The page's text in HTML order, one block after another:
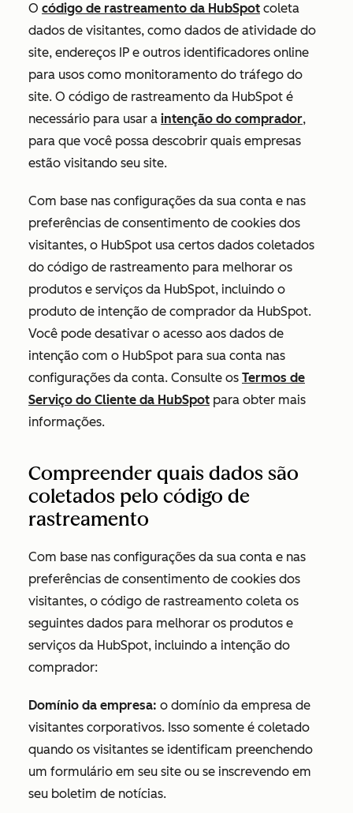
O código de rastreamento da HubSpot coleta
dados de visitantes, como dados de atividade do
site, endereços IP e outros identificadores online
para usos como monitoramento do tráfego do
site. O código de rastreamento da HubSpot é
necessário para usar a intenção do comprador,
para que você possa descobrir quais empresas
estão visitando seu site.
Com base nas configurações da sua conta e nas
preferências de consentimento de cookies dos
visitantes, o HubSpot usa certos dados coletados
do código de rastreamento para melhorar os
produtos e serviços da HubSpot, incluindo o
produto de intenção de comprador da HubSpot.
Você pode desativar o acesso aos dados de
intenção com o HubSpot para sua conta nas
configurações da conta. Consulte os Termos de
Serviço do Cliente da HubSpot para obter mais
informações.
Compreender quais dados são
coletados pelo código de
rastreamento
Com base nas configurações da sua conta e nas
preferências de consentimento de cookies dos
visitantes, o código de rastreamento coleta os
seguintes dados para melhorar os produtos e
serviços da HubSpot, incluindo a intenção do
comprador:
Domínio da empresa: o domínio da empresa de
visitantes corporativos. Isso somente é coletado
quando os visitantes se identificam preenchendo
um formulário em seu site ou se inscrevendo em
seu boletim de notícias.